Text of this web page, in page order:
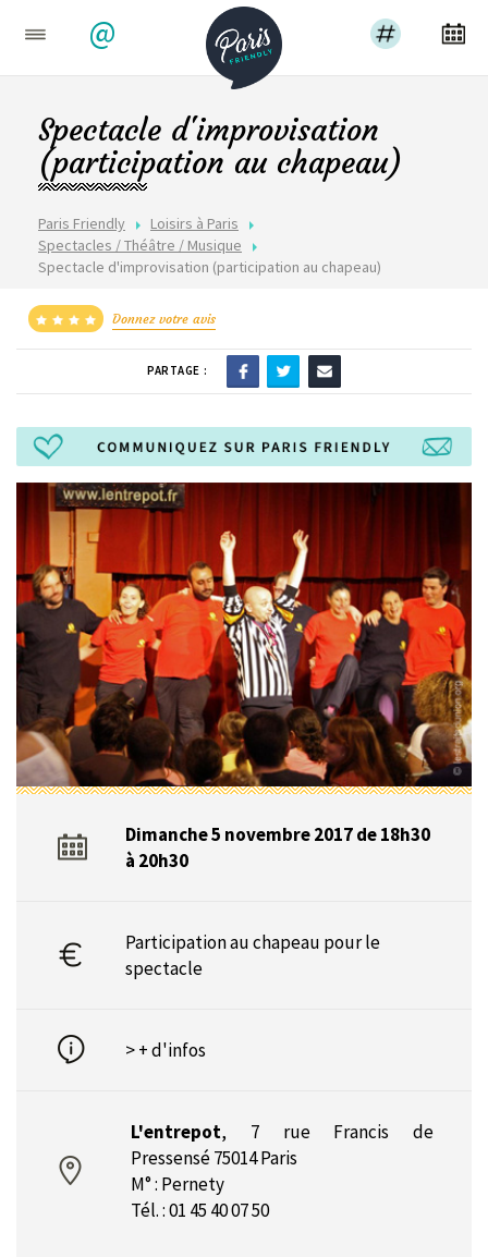
@
Paris Friendly
Loisirs à Paris
Spectacles / Théâtre / Musique
Spectacle d'improvisation (participation au chapeau)
Spectacle d'improvisation
(participation au chapeau)
Donnez votre avis
PARTAGE :
Dimanche 5 novembre 2017 de 18h30
à 20h30
Participation au chapeau pour le
spectacle
> + d'infos
L'entrepot, 7 rue Francis de
Pressensé 75014 Paris
M° : Pernety
Tél. : 01 45 40 07 50